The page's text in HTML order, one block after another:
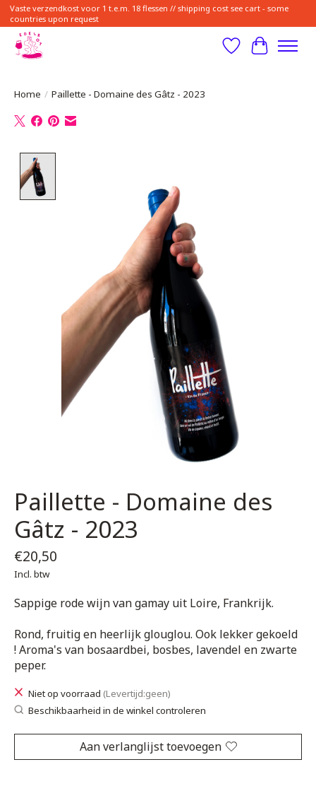
Vaste verzendkost voor 1 t.e.m. 18 flessen // shipping cost see cart - some
countries upon request
Verlanglijst
Home / Paillette - Domaine des Gâtz - 2023
Paillette - Domaine des
Gâtz - 2023
€20,50
Incl. btw
Sappige rode wijn van gamay uit Loire, Frankrijk.
Rond, fruitig en heerlijk glouglou. Ook lekker gekoeld
! Aroma's van bosaardbei, bosbes, lavendel en zwarte
peper.
Niet op voorraad (Levertijd:geen)
Beschikbaarheid in de winkel controleren
Aan verlanglijst toevoegen